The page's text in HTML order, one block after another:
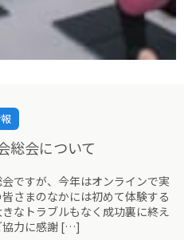
総会について
ですが、今年はオンラインで実
さまのなかには初めて体験する
なトラブルもなく成功裏に終え
協力に感謝 […]